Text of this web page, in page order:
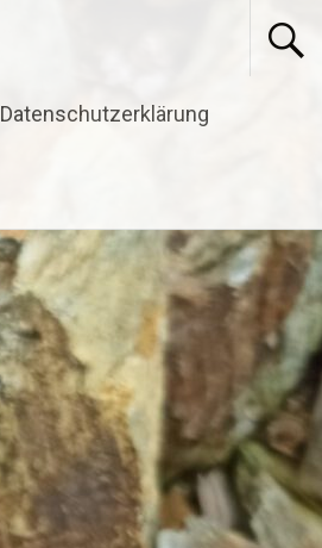
Datenschutzerklärung